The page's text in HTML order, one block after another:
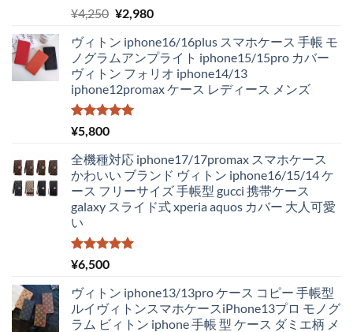
5段階中
5.00
の評価
¥4,250 元
価
格
は
¥4,250
で
¥2,980現
の
価
格
は
ヴィトン iphone16/16plus スマホケース 手帳 モ
ノグラムアンプライト iphone15/15pro カバー
ヴィトン フォリオ iphone14/13
iphone12promax ケース レディース メンズ
5段階中
5.00
¥5,800
全機種対応 iphone17/17promax スマホケース
かわいい ブランド ヴィトン iphone16/15/14 ケ
ース フリーサイズ 手帳型 gucci 携帯ケース
galaxy スライド式 xperia aquos カバー 大人可愛
い
5段階中
5.00
¥6,500
ヴィトン iphone13/13pro ケース コピー 手帳型
ルイヴィトンスマホケースiPhone13プロ モノグ
ラム ビィトン iphone 手帳 型 ケース ダミエ柄 メ